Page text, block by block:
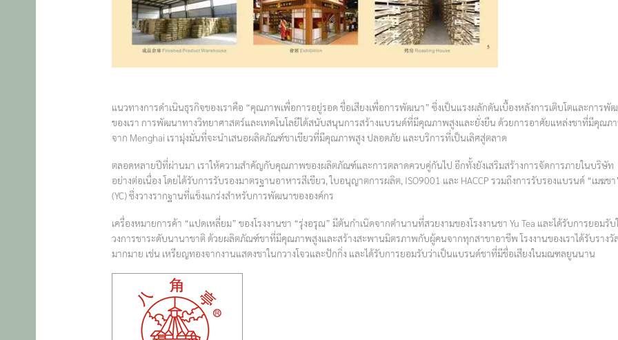
แนวทางการดำเนินธุรกิจของเราคือ “คุณภาพเพื่อการอยู่รอด ชื่อเสียงเพื่อการพัฒนา” ซึ่งเป็นแรงผลักดันเบื้องหลังการเติบโตและการพั
ของเรา การพัฒนาทางวิทยาศาสตร์และเทคโนโลยีได้สนับสนุนการสร้างแบรนด์ที่มีคุณภาพสูงและยั่งยืน ด้วยการอาศัยแหล่งชาที่มีคุณภ
จาก Menghai เรามุ่งมั่นที่จะนำเสนอผลิตภัณฑ์ชาเขียวที่มีคุณภาพสูง ปลอดภัย และบริการที่เป็นเลิศสู่ตลาด
ตลอดหลายปีที่ผ่านมา เราให้ความสำคัญกับคุณภาพของผลิตภัณฑ์และการตลาดควบคู่กันไป อีกทั้งยังเสริมสร้างการจัดการภายในบริษัท
อย่างต่อเนื่อง โดยได้รับการรับรองมาตรฐานอาหารสีเขียว, ใบอนุญาตการผลิต, ISO9001 และ HACCP รวมถึงการรับรองแบรนด์ “เมฆชา
(YC) ซึ่งวางรากฐานที่แข็งแกร่งสำหรับการพัฒนาขององค์กร
เครื่องหมายการค้า “แปดเหลี่ยม” ของโรงงานชา “รุ่งอรุณ” มีต้นกำเนิดจากตำนานที่สวยงามของโรงงานชา Yu Tea และได้รับการยอมรับ
วงการชาระดับนานาชาติ ด้วยผลิตภัณฑ์ชาที่มีคุณภาพสูงและสร้างสะพานมิตรภาพกับผู้คนจากทุกสาขาอาชีพ โรงงานของเราได้รับรางวั
มากมาย เช่น เหรียญทองจากงานแสดงชาในกวางโจวและปักกิ่ง และได้รับการยอมรับว่าเป็นแบรนด์ชาที่มีชื่อเสียงในมณฑลยูนนาน